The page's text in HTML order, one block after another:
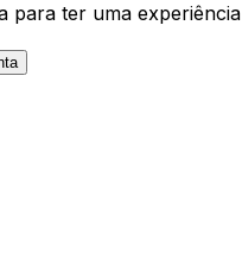
para ter uma experiência